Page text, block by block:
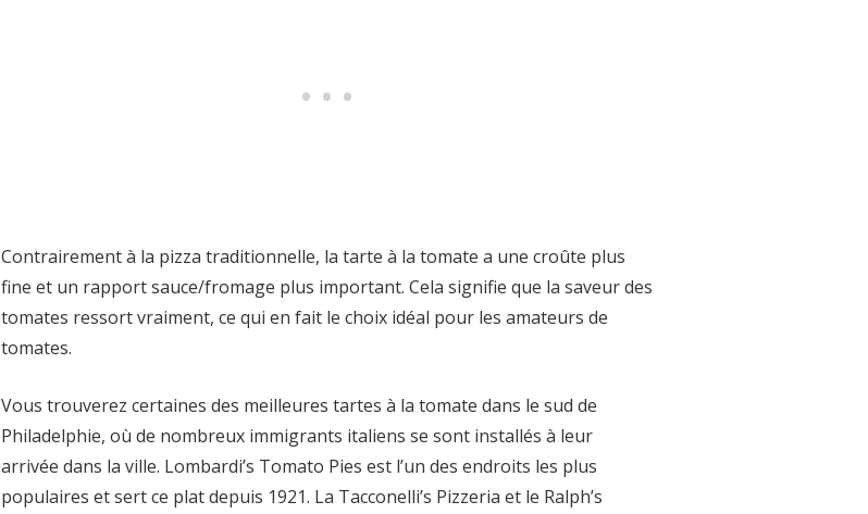
Contrairement à la pizza traditionnelle, la tarte à la tomate a une croûte plus
fine et un rapport sauce/fromage plus important. Cela signifie que la saveur des
tomates ressort vraiment, ce qui en fait le choix idéal pour les amateurs de
tomates.
Vous trouverez certaines des meilleures tartes à la tomate dans le sud de
Philadelphie, où de nombreux immigrants italiens se sont installés à leur
arrivée dans la ville. Lombardi’s Tomato Pies est l’un des endroits les plus
populaires et sert ce plat depuis 1921. La Tacconelli’s Pizzeria et le Ralph’s